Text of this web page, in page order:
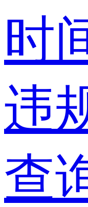
时
违
查